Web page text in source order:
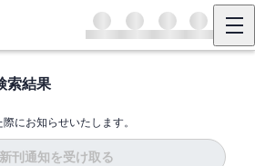
索結果
にお知らせいたします。
刊通知を受け取る